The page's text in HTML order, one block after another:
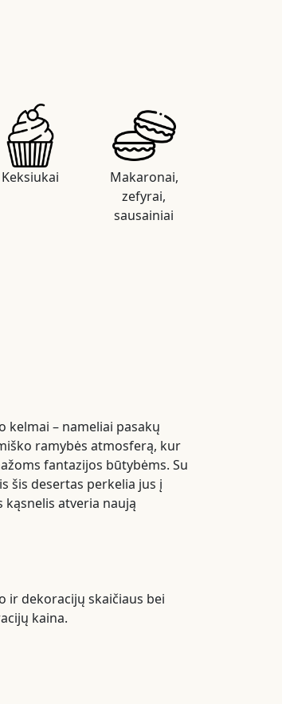
Keksiukai
Makaronai,
zefyrai,
sausainiai
kelmai – nameliai pasakų
ramybės atmosferą, kur
fantazijos būtybėms. Su
šis desertas perkelia jus į
atveria naują
ir dekoracijų skaičiaus bei
kaina.